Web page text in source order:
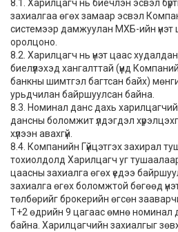
8.1. Харилцагч нь биечлэн эсвэл
захиалгаа өгөх замаар эсвэл
системээр дамжуулан МХБ-ийн
оролцоно.
8.2. Харилцагч нь үнэт цаас
биелүүлэхэд хангалттай (үүнд
банкны шимтгэл багтсан байх)
урьдчилан байршуулсан байна.
8.3. Номинал данс дахь
дансны боломжит үлдэгдэл
хүлээн авахгүй.
8.4. Компанийн Гүйцэтгэх захирал
тохиолдолд Харилцагч уг
цаасны захиалга өгөх үедээ
захиалга өгөх боломжтой бөгөөд
төлбөрийг брокерийн өгсөн
Т+2 өдрийн 9 цагаас өмнө номинал
байна. Харилцагчийн захиалгыг